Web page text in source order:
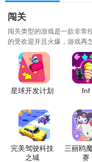
闯关
闯关类型的游戏是一款非常
的受欢迎并且火爆，游戏再
星球开发计划 fnf
完美驾驶科技
之城
三丽鸥
赛